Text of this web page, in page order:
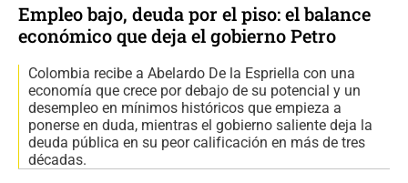
Empleo bajo, deuda por el piso: el balance
económico que deja el gobierno Petro
Colombia recibe a Abelardo De la Espriella con una
economía que crece por debajo de su potencial y un
desempleo en mínimos históricos que empieza a
ponerse en duda, mientras el gobierno saliente deja la
deuda pública en su peor calificación en más de tres
décadas.